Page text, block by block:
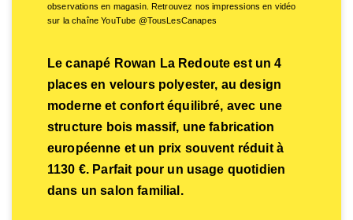
observations en magasin. Retrouvez nos impressions en vidéo
sur la chaîne YouTube @TousLesCanapes
Le canapé Rowan La Redoute est un 4
places en velours polyester, au design
moderne et confort équilibré, avec une
structure bois massif, une fabrication
européenne et un prix souvent réduit à
1130 €. Parfait pour un usage quotidien
dans un salon familial.